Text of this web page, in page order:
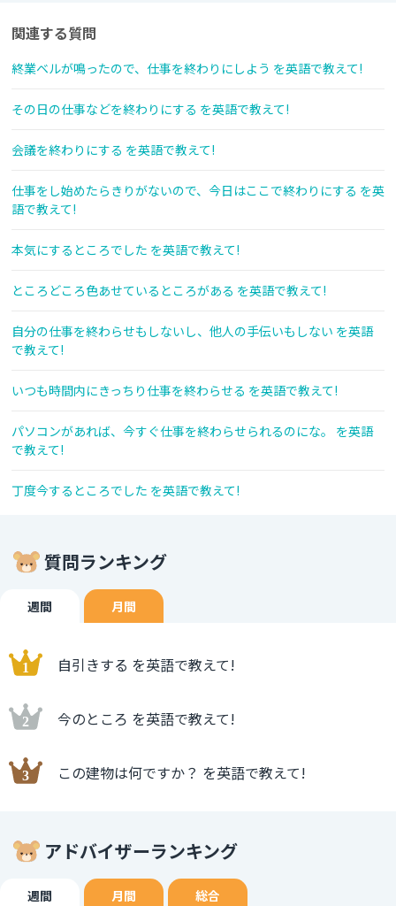
関連する質問
終業ベルが鳴ったので、仕事を終わりにしよう を英語で教えて!
その日の仕事などを終わりにする を英語で教えて!
会議を終わりにする を英語で教えて!
仕事をし始めたらきりがないので、今日はここで終わりにする を英
語で教えて!
本気にするところでした を英語で教えて!
ところどころ色あせているところがある を英語で教えて!
自分の仕事を終わらせもしないし、他人の手伝いもしない を英語
で教えて!
いつも時間内にきっちり仕事を終わらせる を英語で教えて!
パソコンがあれば、今すぐ仕事を終わらせられるのにな。 を英語
で教えて!
丁度今するところでした を英語で教えて!
質問ランキング
週間 月間
自引きする を英語で教えて!
今のところ を英語で教えて!
この建物は何ですか？ を英語で教えて!
アドバイザーランキング
週間 月間 総合